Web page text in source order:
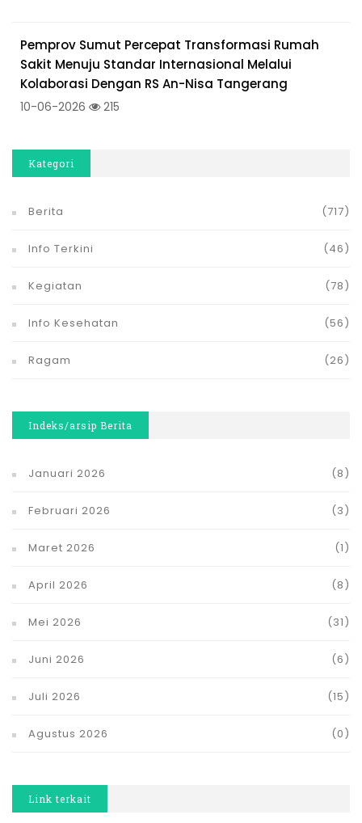
Pemprov Sumut Percepat Transformasi Rumah
Sakit Menuju Standar Internasional Melalui
Kolaborasi Dengan RS An-Nisa Tangerang
10-06-2026 215
Kategori
Berita (717)
Info Terkini (46)
Kegiatan (78)
Info Kesehatan (56)
Ragam (26)
Indeks/arsip Berita
Januari 2026 (8)
Februari 2026 (3)
Maret 2026 (1)
April 2026 (8)
Mei 2026 (31)
Juni 2026 (6)
Juli 2026 (15)
Agustus 2026 (0)
Link terkait